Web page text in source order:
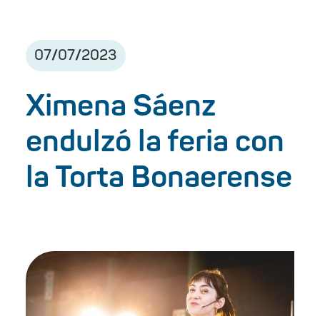
07/07/2023
Ximena Sáenz
endulzó la feria con
la Torta Bonaerense